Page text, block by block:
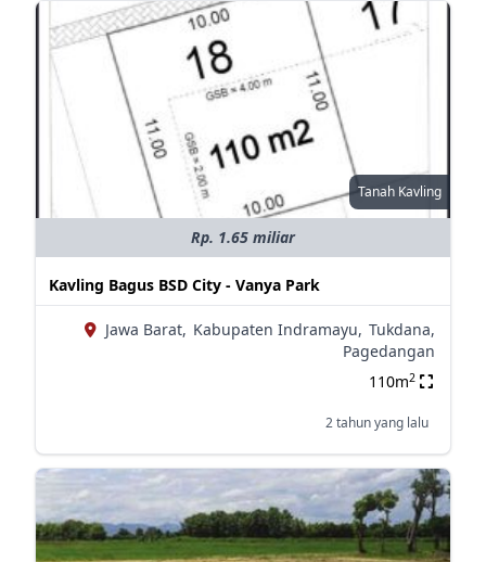
Tanah Kavling
Rp. 1.65 miliar
Kavling Bagus BSD City - Vanya Park
Jawa Barat, Kabupaten Indramayu, Tukdana,
Pagedangan
110m2
2 tahun yang lalu